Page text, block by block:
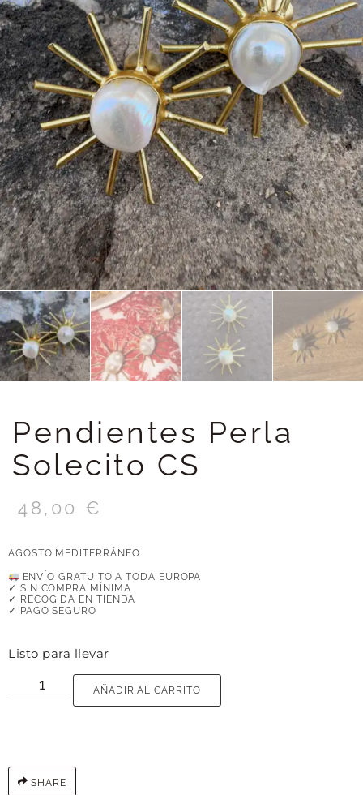
Pendientes Perla
Solecito CS
48,00 €
AGOSTO MEDITERRÁNEO
ENVÍO GRATUITO A TODA EUROPA
✓ SIN COMPRA MÍNIMA
✓ RECOGIDA EN TIENDA
✓ PAGO SEGURO
Listo para llevar
AÑADIR AL CARRITO
SHARE